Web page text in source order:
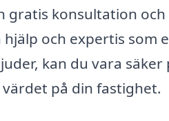
gratis konsultation
och expertis som
kan du vara
på din fastighet.